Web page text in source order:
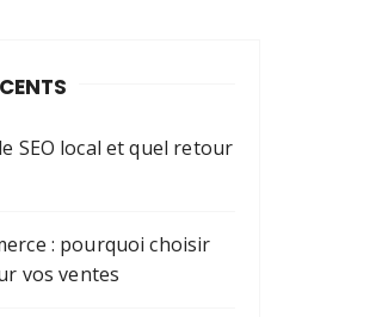
SEO local et quel retour
: pourquoi choisir
vos ventes